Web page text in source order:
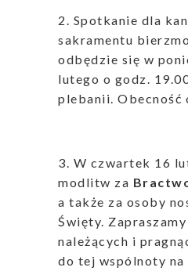
2. Spotkanie dla
sakramentu
odbędzie się w
lutego o godz.
plebanii. Obecność
3. W czwartek 16
modlitw za
a także za osoby
Święty.
należących i
do tej wspólnoty na